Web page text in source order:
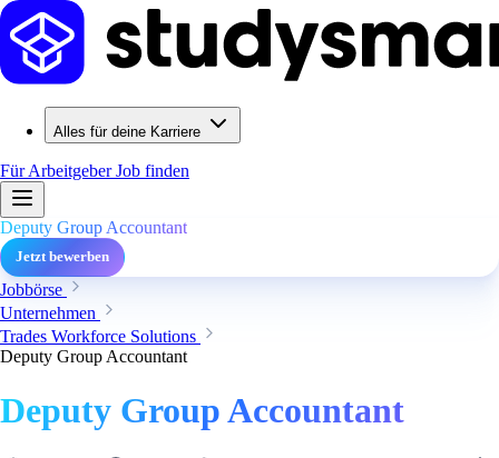
Alles für deine Karriere
Für ArbeitgeberJob finden
Deputy Group Accountant
Jetzt bewerben
Jobbörse
Unternehmen
Trades Workforce Solutions
Deputy Group Accountant
Deputy Group Accountant